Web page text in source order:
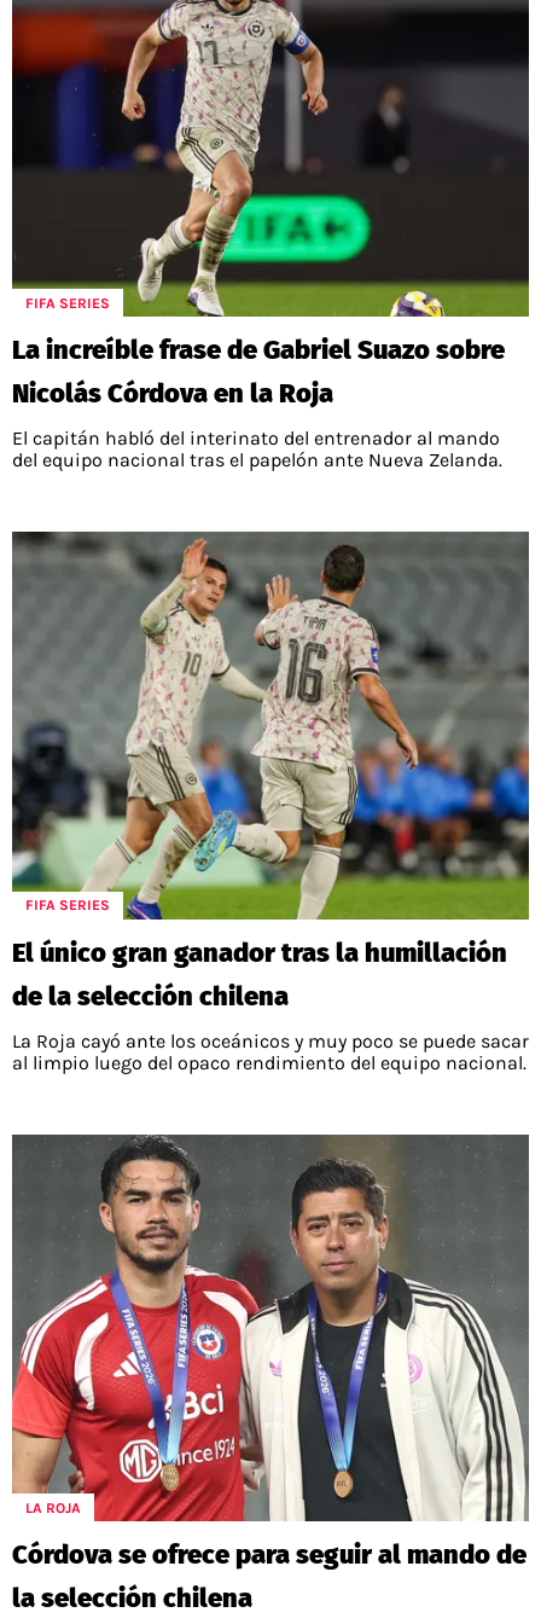
FIFA SERIES
La increíble frase de Gabriel Suazo sobre
Nicolás Córdova en la Roja
El capitán habló del interinato del entrenador al mando
del equipo nacional tras el papelón ante Nueva Zelanda.
FIFA SERIES
El único gran ganador tras la humillación
de la selección chilena
La Roja cayó ante los oceánicos y muy poco se puede sacar
al limpio luego del opaco rendimiento del equipo nacional.
LA ROJA
Córdova se ofrece para seguir al mando de
la selección chilena